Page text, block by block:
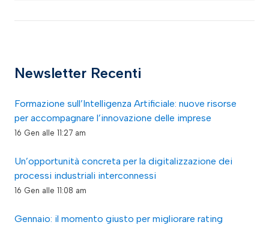
Newsletter Recenti
Formazione sull’Intelligenza Artificiale: nuove risorse
per accompagnare l’innovazione delle imprese
16 Gen alle 11:27 am
Un’opportunità concreta per la digitalizzazione dei
processi industriali interconnessi
16 Gen alle 11:08 am
Gennaio: il momento giusto per migliorare rating